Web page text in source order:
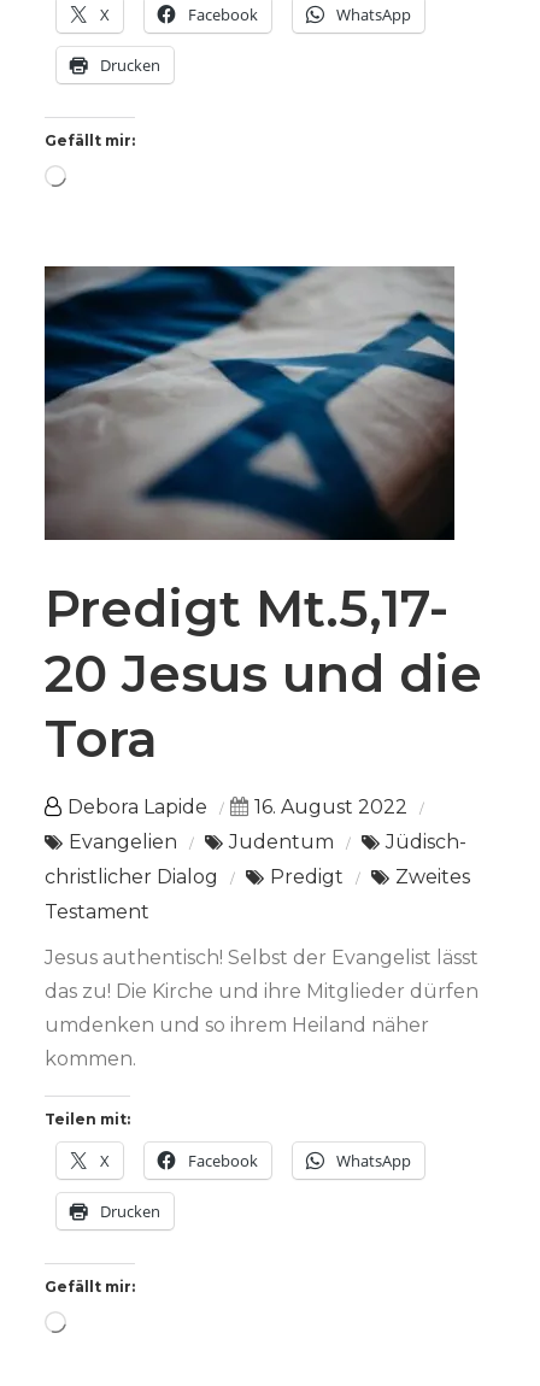
X Facebook WhatsApp
Drucken
Gefällt mir:
Wird
Predigt Mt.5,17-
20 Jesus und die
Tora
Debora Lapide
16. August 2022
Evangelien
Judentum
Jüdisch-
christlicher Dialog
Predigt
Zweites
Testament
Jesus authentisch! Selbst der Evangelist lässt
das zu! Die Kirche und ihre Mitglieder dürfen
umdenken und so ihrem Heiland näher
kommen.
Teilen mit:
X Facebook WhatsApp
Drucken
Gefällt mir:
Wird